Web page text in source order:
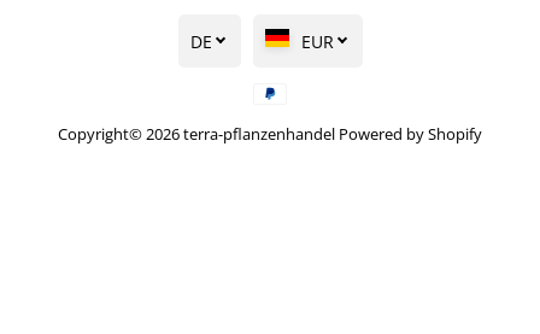
Copyright© 2026terra-pflanzenhandel Powered by Shopify
DE EUR